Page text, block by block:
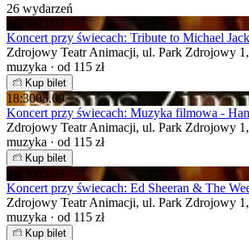
26 wydarzeń
16:3005.09
Koncert przy świecach: Tribute to Michael
Zdrojowy Teatr Animacji, ul. Park Zdrojowy 1,
muzyka · od 115 zł
Kup bilet
18:3005.09
Koncert przy świecach: Muzyka filmowa -
Zdrojowy Teatr Animacji, ul. Park Zdrojowy 1,
muzyka · od 115 zł
Kup bilet
20:3005.09
Koncert przy świecach: Ed Sheeran & The
Zdrojowy Teatr Animacji, ul. Park Zdrojowy 1,
muzyka · od 115 zł
Kup bilet